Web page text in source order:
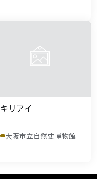
キリアイ
大阪市立自然史博物館